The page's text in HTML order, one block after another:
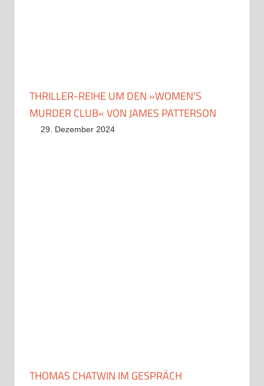
THRILLER-REIHE UM DEN »WOMEN’S
MURDER CLUB« VON JAMES PATTERSON
29. Dezember 2024
THOMAS CHATWIN IM GESPRÄCH